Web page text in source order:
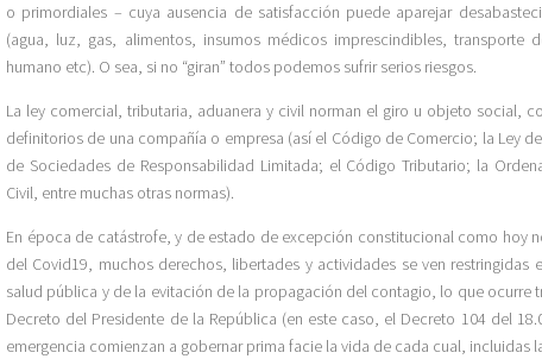
o primordiales – cuya ausencia de satisfacción puede aparejar
(agua, luz, gas, alimentos, insumos médicos imprescindibles, transporte
humano etc). O sea, si no “giran” todos podemos sufrir serios riesgos.
La ley comercial, tributaria, aduanera y civil norman el giro u objeto social,
definitorios de una compañía o empresa (así el Código de Comercio; la Ley
de Sociedades de Responsabilidad Limitada; el Código Tributario; la
Civil, entre muchas otras normas).
En época de catástrofe, y de estado de excepción constitucional como hoy
del Covid19, muchos derechos, libertades y actividades se ven restringidas
salud pública y de la evitación de la propagación del contagio, lo que ocurre
Decreto del Presidente de la República (en este caso, el Decreto 104 del
emergencia comienzan a gobernar prima facie la vida de cada cual, incluidas